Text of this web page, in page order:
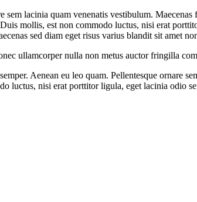
sem lacinia quam venenatis vestibulum.
mollis, est non commodo luctus, nisi erat
sed diam eget risus varius blandit sit amet
ullamcorper nulla non metus auctor fringilla
Aenean eu leo quam. Pellentesque ornare
luctus, nisi erat porttitor ligula, eget lacinia odio